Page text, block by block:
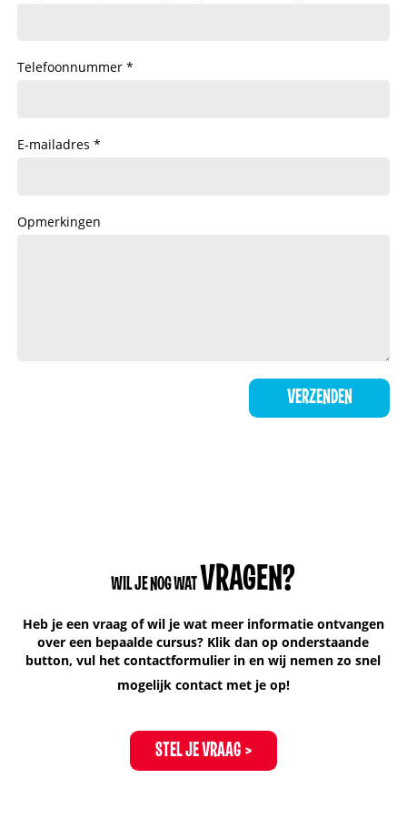
Telefoonnummer
E-mailadres
Opmerkingen
WIL JE NOG WATVRAGEN?
Heb je een vraag of wil je wat meer informatie ontvangen
over een bepaalde cursus? Klik dan op onderstaande
button, vul het contactformulier in en wij nemen zo snel
mogelijk contact met je op!
STEL JE VRAAG